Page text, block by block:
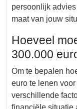
persoonlijk
maat van jouw
Hoeveel
300.000
Om te bepalen
euro te lenen
verschillende